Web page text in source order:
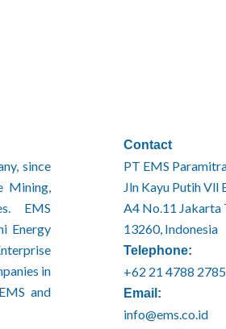
since
Mining,
EMS
Energy
in
and
Contact
PT EMS
Jln Kayu Putih Vll
A4 No.11 Jakarta
13260, Indonesia
Telephone:
+62 21 4788 2785
Email:
info@ems.co.id